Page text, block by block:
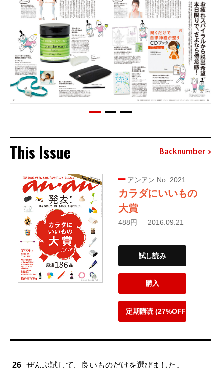
This Issue Backnumber
アンアン No. 2021
カラダにいいもの
大賞
488円 — 2016.09.21
試し読み
購入
定期購読 (27%OFF)
26 ぜんぶ試して、良いものだけを選びました。